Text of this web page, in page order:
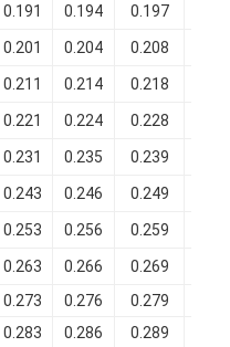
0.191 0.194 0.197
0.201 0.204 0.208
0.211 0.214 0.218
0.221 0.224 0.228
0.231 0.235 0.239
0.243 0.246 0.249
0.253 0.256 0.259
0.263 0.266 0.269
0.273 0.276 0.279
0.283 0.286 0.289